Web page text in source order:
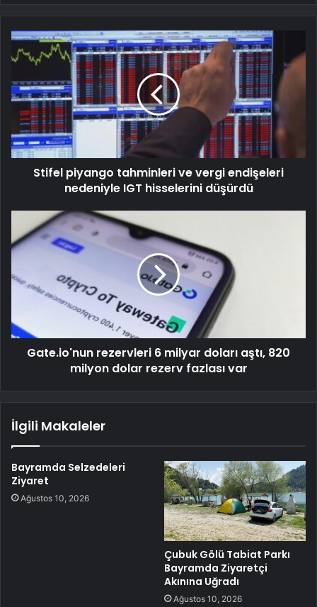
Stifel piyango tahminleri ve vergi endişeleri
nedeniyle IGT hisselerini düşürdü
Gate.io'nun rezervleri 6 milyar doları aştı, 820
milyon dolar rezerv fazlası var
İlgili Makaleler
Bayramda Selzedeleri
Ziyaret
Ağustos 10, 2026
Çubuk Gölü Tabiat Parkı
Bayramda Ziyaretçi
Akınına Uğradı
Ağustos 10, 2026